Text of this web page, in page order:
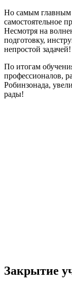
Но самым главным
самостоятельное
Несмотря на
подготовку,
непростой
По итогам
профессионалов,
Робинзонада,
рады!
Закрытие